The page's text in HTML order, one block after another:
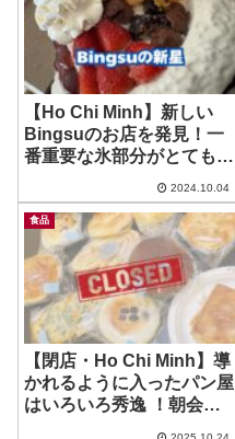
【Ho Chi Minh】新しい
Bingsuのお店を発見！一
番重要な氷部分がとても美
2024.10.04
食品
【閉店・Ho Chi Minh】導
かれるように入ったパン屋
はいろいろ秀逸 ！朝会が